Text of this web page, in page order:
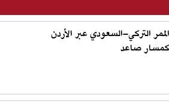
التركي–السعودي عبر الأردن
صاعد